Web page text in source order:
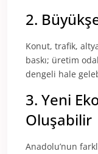
2.
Konut, trafik,
baskı; üretim
dengeli hale
3. Yeni
Oluşabilir
Anadolu’nun